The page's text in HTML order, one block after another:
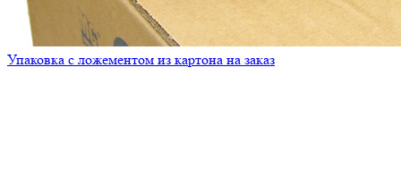
Упаковка с ложементом из картона на заказ